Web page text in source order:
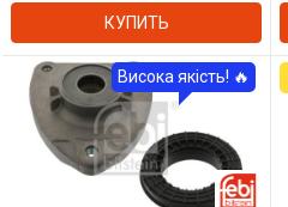
КУПИТЬ
Висока якість! 🔥